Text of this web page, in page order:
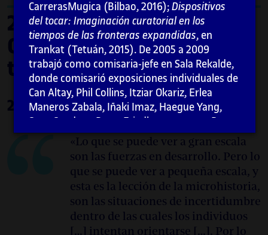
2. Formas de lo colectivo.
Grupos, contextos y
temporalidades
2.2. Group Material
«Lo que se puede ver a gran escala
son las fuerzas en desarrollo. Pero lo
que se puede ver a pequeña escala, y
esta es la lección de la microhistoria,
son las situaciones de incertidumbre
dentro de las cuales los individuos
[…] intentan orientarse […]. Por lo
CarrerasMugica (Bilbao, 2016); Dispositivos
del tocar: Imaginación curatorial en los
tiempos de las fronteras expandidas, en
Trankat (Tetuán, 2015). De 2005 a 2009
trabajó como comisaria-jefe en Sala Rekalde,
donde comisarió exposiciones individuales de
Can Altay, Phil Collins, Itziar Okariz, Erlea
Maneros Zabala, Iñaki Imaz, Haegue Yang,
Sean Snyder y Peter Friedl, entre otros. De
2002 a 2005 fue co-directora de DAE-
Donostiako Arte Ekinbideak (con Peio
Aguirre), proyecto asociado a Arteleku que
produjo proyectos con artistas como Susan
Philipsz, Lise Harlev, Phil Collins o Jakob
Kolding. En 2017 completó su tesis doctoral
Dispositifs of Touching: A Curatorial Study on